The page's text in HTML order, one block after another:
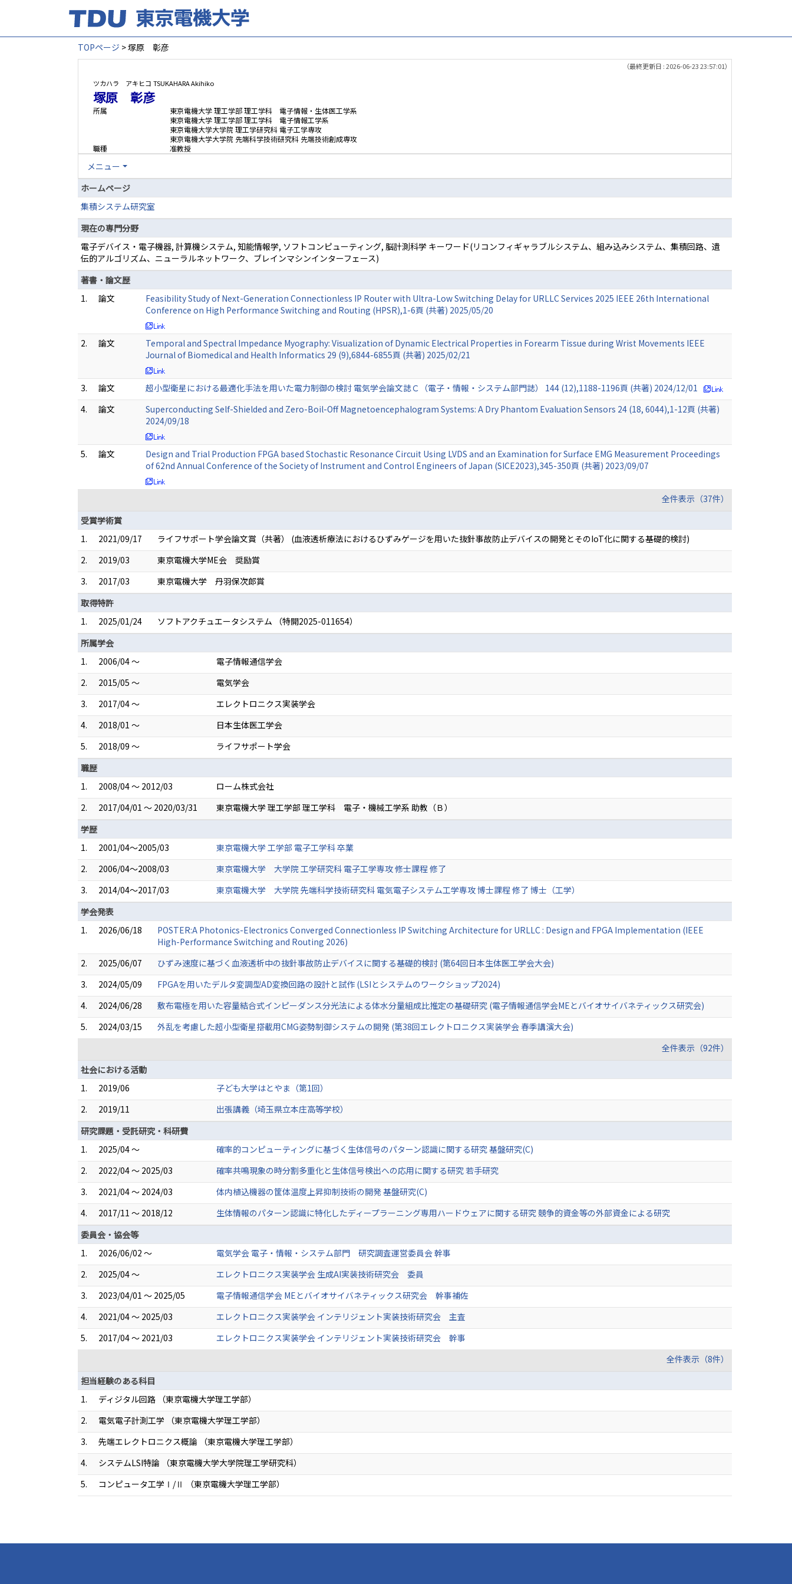
TOPページ > 塚原 彰彦
（最終更新日 : 2026-06-23 23:57:01）
ツカハラ アキヒコ TSUKAHARA Akihiko
塚原 彰彦
所属
東京電機大学 理工学部 理工学科 電子情報・生体医工学系
東京電機大学 理工学部 理工学科 電子情報工学系
東京電機大学大学院 理工学研究科 電子工学専攻
東京電機大学大学院 先端科学技術研究科 先端技術創成専攻
職種
准教授
メニュー
ホームページ
集積システム研究室
現在の専門分野
電子デバイス・電子機器, 計算機システム, 知能情報学, ソフトコンピューティング, 脳計測科学 キーワード(リコンフィギャラブルシステム、組み込みシステム、集積回路、遺
伝的アルゴリズム、ニューラルネットワーク、ブレインマシンインターフェース)
著書・論文歴
1.
論文
Feasibility Study of Next-Generation Connectionless IP Router with Ultra-Low Switching Delay for URLLC Services 2025 IEEE 26th International
Conference on High Performance Switching and Routing (HPSR),1-6頁 (共著) 2025/05/20
2. 論文
Temporal and Spectral Impedance Myography: Visualization of Dynamic Electrical Properties in Forearm Tissue during Wrist Movements IEEE
Journal of Biomedical and Health Informatics 29 (9),6844-6855頁 (共著) 2025/02/21
3. 論文
超小型衛星における最適化手法を用いた電力制御の検討 電気学会論文誌Ｃ（電子・情報・システム部門誌） 144 (12),1188-1196頁 (共著) 2024/12/01
4.
論文
Superconducting Self-Shielded and Zero-Boil-Off Magnetoencephalogram Systems: A Dry Phantom Evaluation Sensors 24 (18, 6044),1-12頁 (共著)
2024/09/18
5. 論文
Design and Trial Production FPGA based Stochastic Resonance Circuit Using LVDS and an Examination for Surface EMG Measurement Proceedings
of 62nd Annual Conference of the Society of Instrument and Control Engineers of Japan (SICE2023),345-350頁 (共著) 2023/09/07
全件表示（37件）
受賞学術賞
1.
2021/09/17
ライフサポート学会論文賞（共著） (血液透析療法におけるひずみゲージを用いた抜針事故防止デバイスの開発とそのIoT化に関する基礎的検討)
2.
2019/03
東京電機大学ME会 奨励賞
3.
2017/03
東京電機大学 丹羽保次郎賞
取得特許
1.
2025/01/24
ソフトアクチュエータシステム （特開2025-011654）
所属学会
1.
2006/04 ～
電子情報通信学会
2.
2015/05 ～
電気学会
3.
2017/04 ～
エレクトロニクス実装学会
4.
2018/01 ～
日本生体医工学会
5.
2018/09 ～
ライフサポート学会
職歴
1.
2008/04 ～ 2012/03
ローム株式会社
2.
2017/04/01 ～ 2020/03/31
東京電機大学 理工学部 理工学科 電子・機械工学系 助教（Ｂ）
学歴
1.
2001/04～2005/03
東京電機大学 工学部 電子工学科 卒業
2.
2006/04～2008/03
東京電機大学 大学院 工学研究科 電子工学専攻 修士課程 修了
3.
2014/04～2017/03
東京電機大学 大学院 先端科学技術研究科 電気電子システム工学専攻 博士課程 修了 博士（工学）
学会発表
1.
2026/06/18
POSTER:A Photonics-Electronics Converged Connectionless IP Switching Architecture for URLLC : Design and FPGA Implementation (IEEE
High-Performance Switching and Routing 2026)
2.
2025/06/07
ひずみ速度に基づく血液透析中の抜針事故防止デバイスに関する基礎的検討 (第64回日本生体医工学会大会)
3.
2024/05/09
FPGAを用いたデルタ変調型AD変換回路の設計と試作 (LSIとシステムのワークショップ2024)
4.
2024/06/28
敷布電極を用いた容量結合式インピーダンス分光法による体水分量組成比推定の基礎研究 (電子情報通信学会MEとバイオサイバネティックス研究会)
5.
2024/03/15
外乱を考慮した超小型衛星搭載用CMG姿勢制御システムの開発 (第38回エレクトロニクス実装学会 春季講演大会)
全件表示（92件）
社会における活動
1.
2019/06
子ども大学はとやま（第1回）
2.
2019/11
出張講義（埼玉県立本庄高等学校）
研究課題・受託研究・科研費
1.
2025/04 ～
確率的コンピューティングに基づく生体信号のパターン認識に関する研究 基盤研究(C)
2.
2022/04 ～ 2025/03
確率共鳴現象の時分割多重化と生体信号検出への応用に関する研究 若手研究
3.
2021/04 ～ 2024/03
体内植込機器の筐体温度上昇抑制技術の開発 基盤研究(C)
4.
2017/11 ～ 2018/12
生体情報のパターン認識に特化したディープラーニング専用ハードウェアに関する研究 競争的資金等の外部資金による研究
委員会・協会等
1.
2026/06/02 ～
電気学会 電子・情報・システム部門 研究調査運営委員会 幹事
2.
2025/04 ～
エレクトロニクス実装学会 生成AI実装技術研究会 委員
3.
2023/04/01 ～ 2025/05
電子情報通信学会 MEとバイオサイバネティックス研究会 幹事補佐
4.
2021/04 ～ 2025/03
エレクトロニクス実装学会 インテリジェント実装技術研究会 主査
5.
2017/04 ～ 2021/03
エレクトロニクス実装学会 インテリジェント実装技術研究会 幹事
全件表示（8件）
担当経験のある科目
1.
ディジタル回路 （東京電機大学理工学部）
2.
電気電子計測工学 （東京電機大学理工学部）
3.
先端エレクトロニクス概論 （東京電機大学理工学部）
4.
システムLSI特論 （東京電機大学大学院理工学研究科）
5.
コンピュータ工学Ⅰ/Ⅱ （東京電機大学理工学部）